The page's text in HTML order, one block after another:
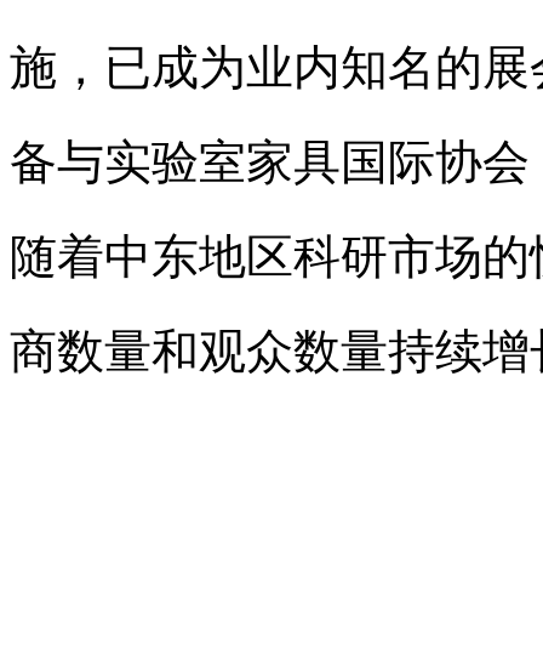
施，已成为业内知名的
备与实验室家具国际协
随着中东地区科研市场
商数量和观众数量持续